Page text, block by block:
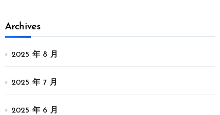
Archives
2025 年 8 月
2025 年 7 月
2025 年 6 月